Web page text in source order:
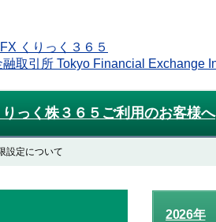
りっく株３６５ご利用のお客様へ
設定について
2026年